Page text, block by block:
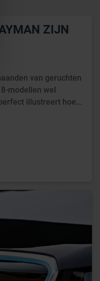
ZIJN
van geruchten
modellen wel
illustreert hoe...